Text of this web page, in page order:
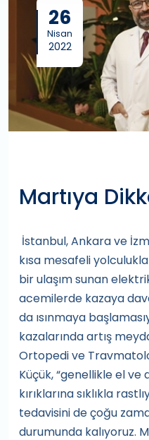
26
Nisan
2022
Martıya
İstanbul, Ankara ve
kısa mesafeli
bir ulaşım sunan
acemilerde kazaya
da ısınmaya
kazalarında artış
Ortopedi ve
Küçük, “genellikle el
kırıklarına sıklıkla
tedavisini de çoğu
durumunda kalıyoruz.